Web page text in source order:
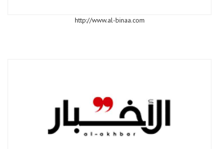
http://www.al-binaa.com